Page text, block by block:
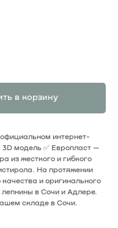
в корзину
интернет-
модель ✅ Европласт —
из жесткого и гибкого
На протяжении
и оригинального
в Сочи и Адлере.
складе в Сочи.